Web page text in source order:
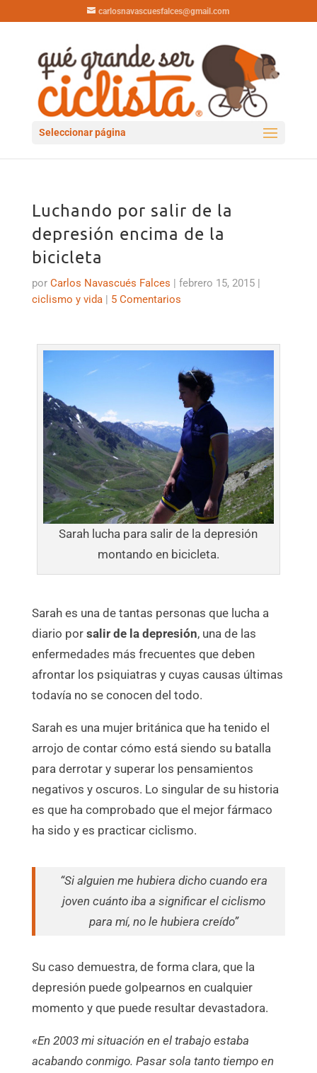
carlosnavascuesfalces@gmail.com
Seleccionar página
Luchando por salir de la
depresión encima de la
bicicleta
por Carlos Navascués Falces | febrero 15, 2015 |
ciclismo y vida| 5 Comentarios
Sarah lucha para salir de la depresión
montando en bicicleta.
Sarah es una de tantas personas que lucha a
diario por salir de la depresión, una de las
enfermedades más frecuentes que deben
afrontar los psiquiatras y cuyas causas últimas
todavía no se conocen del todo.
Sarah es una mujer británica que ha tenido el
arrojo de contar cómo está siendo su batalla
para derrotar y superar los pensamientos
negativos y oscuros. Lo singular de su historia
es que ha comprobado que el mejor fármaco
ha sido y es practicar ciclismo.
“Si alguien me hubiera dicho cuando era
joven cuánto iba a significar el ciclismo
para mí, no le hubiera creído”
Su caso demuestra, de forma clara, que la
depresión puede golpearnos en cualquier
momento y que puede resultar devastadora.
«En 2003 mi situación en el trabajo estaba
acabando conmigo. Pasar sola tanto tiempo en